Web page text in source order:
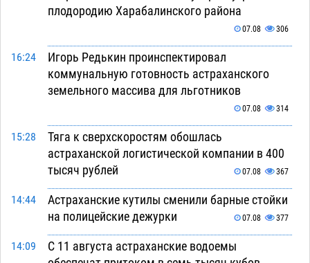
плодородию Харабалинского района
07.08 306
16:24
Игорь Редькин проинспектировал
коммунальную готовность астраханского
земельного массива для льготников
07.08 314
15:28
Тяга к сверхскоростям обошлась
астраханской логистической компании в 400
тысяч рублей
07.08 367
14:44
Астраханские кутилы сменили барные стойки
на полицейские дежурки
07.08 377
14:09
С 11 августа астраханские водоемы